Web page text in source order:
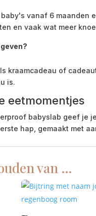
vanaf 6 maanden
en vaak wat meer
kraamcadeau of
is.
eetmomentjes
babyslab geef je
hap, gemaakt met
van …